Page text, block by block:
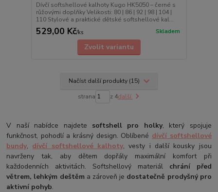
Dívčí softshellové kalhoty Kugo HK5050 – černé s
růžovými doplňky Velikosti: 80 | 86 | 92 | 98 | 104 |
110 Stylové a praktické dětské softshellové kal...
529,00 Kč/ks Skladem
Zvolit variantu
Načíst další produkty (15)
strana z 4další
V naší nabídce najdete softshell pro holky, který spojuje
funkčnost, pohodlí a krásný design. Oblíbené dívčí softshellové
bundy, dívčí softshellové kalhoty, vesty i další kousky jsou
navrženy tak, aby dětem dopřály maximální komfort při
každodenních aktivitách. Softshellový materiál chrání před
větrem, lehkým deštěma zároveň je dostatečně prodyšný pro
aktivní pohyb.